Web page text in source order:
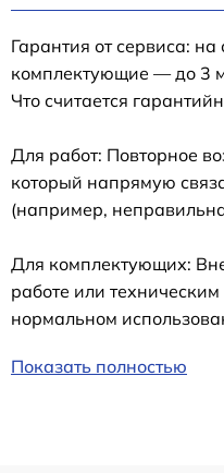
Гарантия от сервиса:
комплектующие — до 3
Что считается
Для работ: Повторное
который напрямую
(например,
Для комплектующих:
работе или
нормальном
Показать полностью